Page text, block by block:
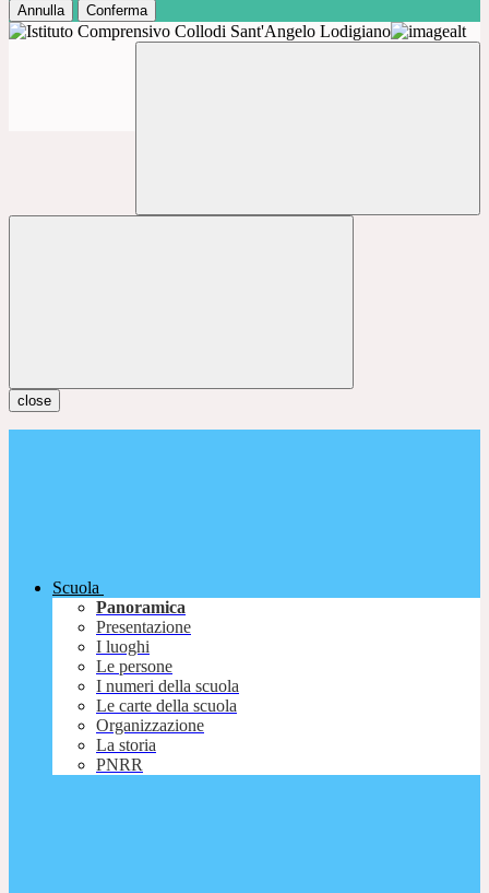
Annulla Conferma
close
Scuola
Panoramica
Presentazione
I luoghi
Le persone
I numeri della scuola
Le carte della scuola
Organizzazione
La storia
PNRR